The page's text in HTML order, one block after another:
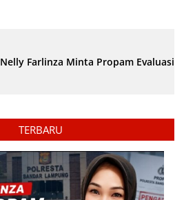
Nelly Farlinza Minta Propam Evaluasi
TERBARU